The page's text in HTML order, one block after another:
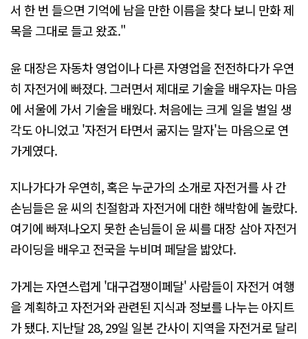
서 한 번 들으면 기억에 남을 만한 이름을 찾다 보니 만화 제
목을 그대로 들고 왔죠."
윤 대장은 자동차 영업이나 다른 자영업을 전전하다가 우연
히 자전거에 빠졌다. 그러면서 제대로 기술을 배우자는 마음
에 서울에 가서 기술을 배웠다. 처음에는 크게 일을 벌일 생
각도 아니었고 '자전거 타면서 굶지는 말자'는 마음으로 연
가게였다.
지나가다가 우연히, 혹은 누군가의 소개로 자전거를 사 간
손님들은 윤 씨의 친절함과 자전거에 대한 해박함에 놀랐다.
여기에 빠져나오지 못한 손님들이 윤 씨를 대장 삼아 자전거
라이딩을 배우고 전국을 누비며 페달을 밟았다.
가게는 자연스럽게 '대구겁쟁이페달' 사람들이 자전거 여행
을 계획하고 자전거와 관련된 지식과 정보를 나누는 아지트
가 됐다. 지난달 28, 29일 일본 간사이 지역을 자전거로 달리